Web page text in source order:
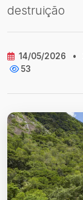
destruição
14/05/2026 •
53